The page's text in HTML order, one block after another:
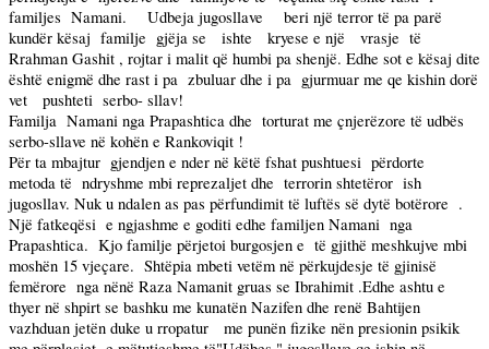
familjes Namani. Udbeja jugosllave
beri një terror të pa parë
kundër kësaj familje gjëja se ishte kryese e një vrasje të
Rrahman Gashit , rojtar i malit që humbi pa shenjë. Edhe sot e kësaj dite
është enigmë dhe rast i pa zbuluar dhe i pa gjurmuar me qe kishin dorë
vet
pushteti serbo- sllav!
Familja Namani nga Prapashtica dhe torturat me çnjerëzore të udbës
serbo-sllave në kohën e Rankoviqit !
Për ta mbajtur gjendjen e nder në këtë fshat pushtuesi përdorte
metoda të ndryshme mbi reprezaljet dhe terrorin shtetëror ish
jugosllav. Nuk u ndalen as pas përfundimit të luftës së dytë botërore .
Një fatkeqësi e ngjashme e goditi edhe familjen Namani nga
Prapashtica. Kjo familje përjetoi burgosjen e të gjithë meshkujve mbi
moshën 15 vjeçare. Shtëpia mbeti vetëm në përkujdesje të gjinisë
femërore nga nënë Raza Namanit gruas se Ibrahimit .Edhe ashtu e
thyer në shpirt se bashku me kunatën Nazifen dhe renë Bahtijen
vazhduan jetën duke u rropatur
me punën fizike nën presionin psikik